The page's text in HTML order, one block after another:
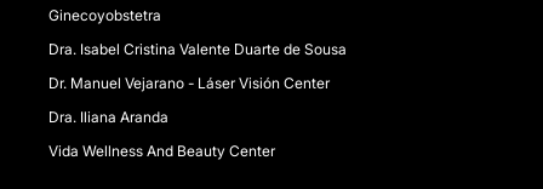
Ginecoyobstetra
Dra. Isabel Cristina Valente Duarte de Sousa
Dr. Manuel Vejarano - Láser Visión Center
Dra. Iliana Aranda
Vida Wellness And Beauty Center